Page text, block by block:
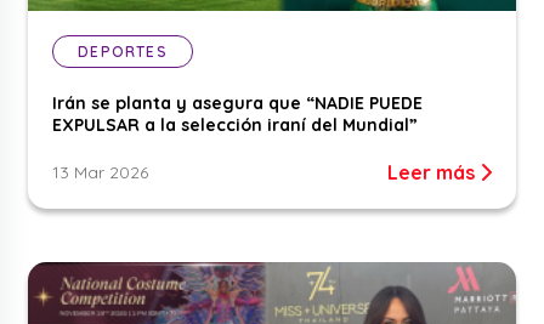
DEPORTES
Irán se planta y asegura que “NADIE PUEDE
EXPULSAR a la selección iraní del Mundial”
13 Mar 2026 Leer más